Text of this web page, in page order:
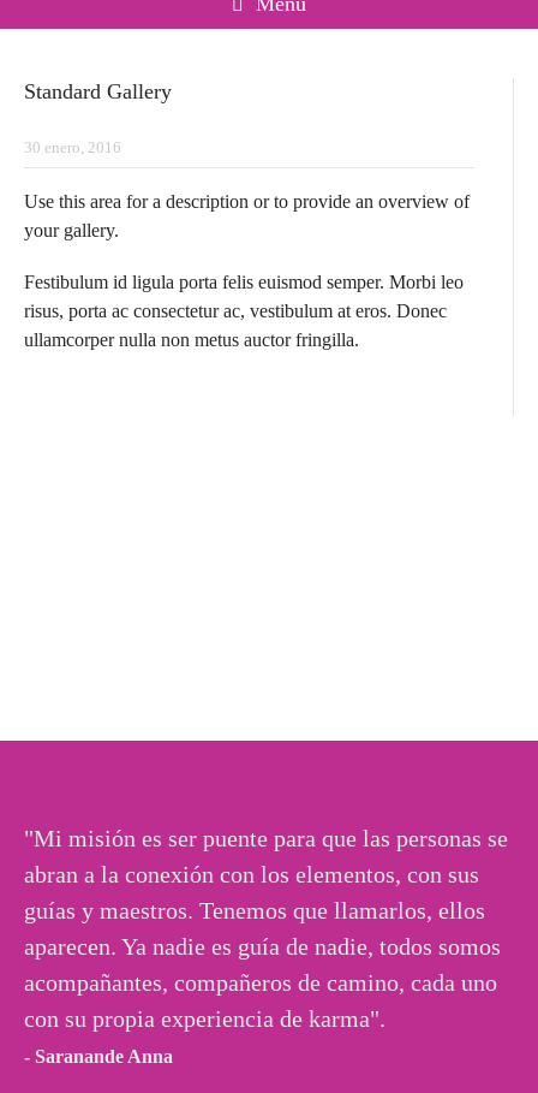
Standard Gallery
30 enero, 2016
Use this area for a description or to provide an overview of
your gallery.
Festibulum id ligula porta felis euismod semper. Morbi leo
risus, porta ac consectetur ac, vestibulum at eros. Donec
ullamcorper nulla non metus auctor fringilla.
"Mi misión es ser puente para que las personas se
abran a la conexión con los elementos, con sus
guías y maestros. Tenemos que llamarlos, ellos
aparecen. Ya nadie es guía de nadie, todos somos
acompañantes, compañeros de camino, cada uno
con su propia experiencia de karma".
- Saranande Anna